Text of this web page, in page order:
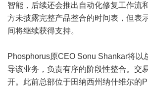
智能，后续还会推出自动化修复工作流
方未披露完整产品整合的时间表，但表
间将继续获得支持。
Phosphorus原CEO Sonu Shankar将以
导该业务，负责有序的阶段性整合。交
开。此前总部位于田纳西州纳什维尔的